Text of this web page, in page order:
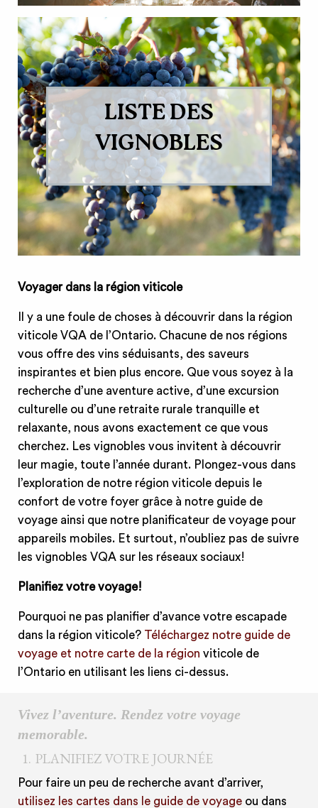
LISTE DES
VIGNOBLES
Voyager dans la région viticole
Il y a une foule de choses à découvrir dans la région
viticole VQA de l’Ontario. Chacune de nos régions
vous offre des vins séduisants, des saveurs
inspirantes et bien plus encore. Que vous soyez à la
recherche d’une aventure active, d’une excursion
culturelle ou d’une retraite rurale tranquille et
relaxante, nous avons exactement ce que vous
cherchez. Les vignobles vous invitent à découvrir
leur magie, toute l’année durant. Plongez-vous dans
l’exploration de notre région viticole depuis le
confort de votre foyer grâce à notre guide de
voyage ainsi que notre planificateur de voyage pour
appareils mobiles. Et surtout, n’oubliez pas de suivre
les vignobles VQA sur les réseaux sociaux!
Planifiez votre voyage!
Pourquoi ne pas planifier d’avance votre escapade
dans la région viticole? Téléchargez notre guide de
voyage et notre carte de la région viticole de
l’Ontario en utilisant les liens ci-dessus.
Vivez l’aventure. Rendez votre voyage
memorable.
1. PLANIFIEZ VOTRE JOURNÉE
Pour faire un peu de recherche avant d’arriver,
utilisez les cartes dans le guide de voyage ou dans